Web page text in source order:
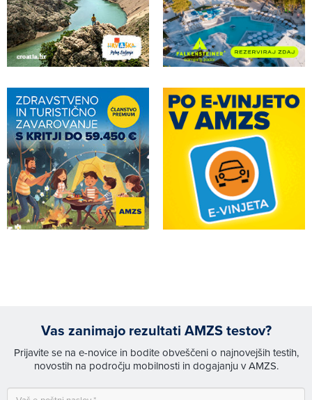
Vas zanimajo rezultati AMZS testov?
Prijavite se na e-novice in bodite obveščeni o najnovejših testih,
novostih na področju mobilnosti in dogajanju v AMZS.